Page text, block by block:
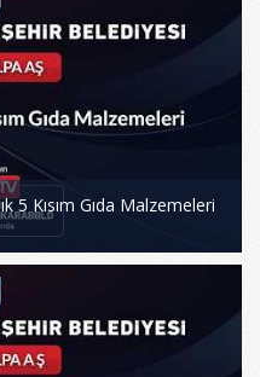
5 Kısım Gıda Malzemeleri